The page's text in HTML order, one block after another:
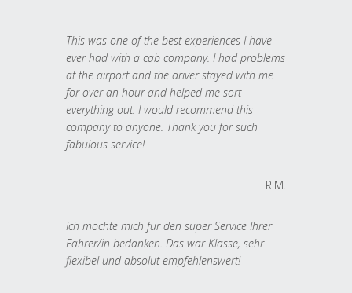
This was one of the best experiences I have
ever had with a cab company. I had problems
at the airport and the driver stayed with me
for over an hour and helped me sort
everything out. I would recommend this
company to anyone. Thank you for such
fabulous service!
R.M.
Ich möchte mich für den super Service Ihrer
Fahrer/in bedanken. Das war Klasse, sehr
flexibel und absolut empfehlenswert!